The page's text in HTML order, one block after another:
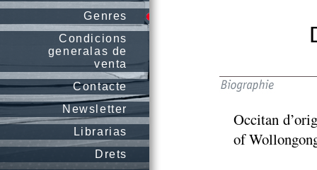
Genres
Condicions
generalas de
venta
Contacte
Newsletter
Librarias
Drets
Occitan
of